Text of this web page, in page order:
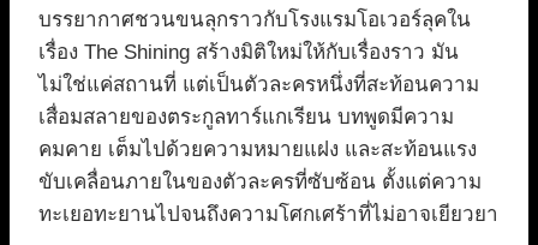
บรรยากาศชวนขนลุกราวกับโรงแรมโอเวอร์ลุคใน
เรื่อง The Shining สร้างมิติใหม่ให้กับเรื่องราว มัน
ไม่ใช่แค่สถานที่ แต่เป็นตัวละครหนึ่งที่สะท้อนความ
เสื่อมสลายของตระกูลทาร์แกเรียน บทพูดมีความ
คมคาย เต็มไปด้วยความหมายแฝง และสะท้อนแรง
ขับเคลื่อนภายในของตัวละครที่ซับซ้อน ตั้งแต่ความ
ทะเยอทะยานไปจนถึงความโศกเศร้าที่ไม่อาจเยียวยา